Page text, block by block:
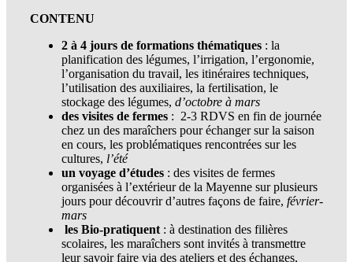
CONTENU
2 à 4 jours de formations thématiques : la
planification des légumes, l’irrigation, l’ergonomie,
l’organisation du travail, les itinéraires techniques,
l’utilisation des auxiliaires, la fertilisation, le
stockage des légumes, d’octobre à mars
des visites de fermes : 2-3 RDVS en fin de journée
chez un des maraîchers pour échanger sur la saison
en cours, les problématiques rencontrées sur les
cultures, l’été
un voyage d’études : des visites de fermes
organisées à l’extérieur de la Mayenne sur plusieurs
jours pour découvrir d’autres façons de faire, février-
mars
les Bio-pratiquent : à destination des filières
scolaires, les maraîchers sont invités à transmettre
leur savoir faire via des ateliers et des échanges,